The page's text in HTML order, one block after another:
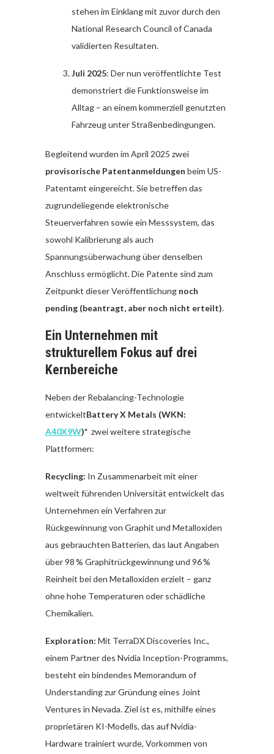
stehen im Einklang mit zuvor durch den
National Research Council of Canada
validierten Resultaten.
Juli 2025: Der nun veröffentlichte Test
demonstriert die Funktionsweise im
Alltag – an einem kommerziell genutzten
Fahrzeug unter Straßenbedingungen.
Begleitend wurden im April 2025 zwei
provisorische Patentanmeldungen beim US-
Patentamt eingereicht. Sie betreffen das
zugrundeliegende elektronische
Steuerverfahren sowie ein Messsystem, das
sowohl Kalibrierung als auch
Spannungsüberwachung über denselben
Anschluss ermöglicht. Die Patente sind zum
Zeitpunkt dieser Veröffentlichung noch
pending (beantragt, aber noch nicht erteilt).
Ein Unternehmen mit
strukturellem Fokus auf drei
Kernbereiche
Neben der Rebalancing-Technologie
entwickeltBattery X Metals (WKN:
A40X9W)* zwei weitere strategische
Plattformen:
Recycling: In Zusammenarbeit mit einer
weltweit führenden Universität entwickelt das
Unternehmen ein Verfahren zur
Rückgewinnung von Graphit und Metalloxiden
aus gebrauchten Batterien, das laut Angaben
über 98 % Graphitrückgewinnung und 96 %
Reinheit bei den Metalloxiden erzielt – ganz
ohne hohe Temperaturen oder schädliche
Chemikalien.
Exploration: Mit TerraDX Discoveries Inc.,
einem Partner des Nvidia Inception-Programms,
besteht ein bindendes Memorandum of
Understanding zur Gründung eines Joint
Ventures in Nevada. Ziel ist es, mithilfe eines
proprietären KI-Modells, das auf Nvidia-
Hardware trainiert wurde, Vorkommen von